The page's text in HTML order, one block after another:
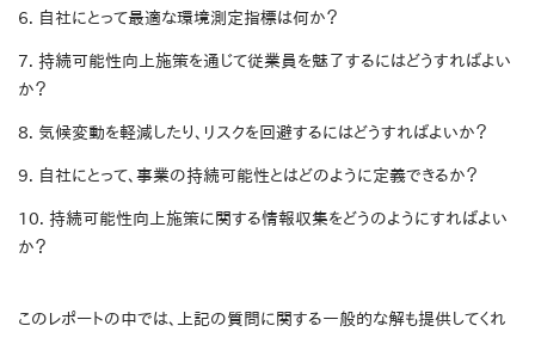
6. 自社にとって最適な環境測定指標は何か？
7. 持続可能性向上施策を通じて従業員を魅了するにはどうすればよい
か？
8. 気候変動を軽減したり、リスクを回避するにはどうすればよいか？
9. 自社にとって、事業の持続可能性とはどのように定義できるか？
10. 持続可能性向上施策に関する情報収集をどうのようにすればよい
か？
このレポートの中では、上記の質問に関する一般的な解も提供してくれ